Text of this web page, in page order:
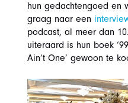
hun gedachtengoed en
graag naar een
podcast, al meer dan
uiteraard is hun boek
Ain’t One’ gewoon te